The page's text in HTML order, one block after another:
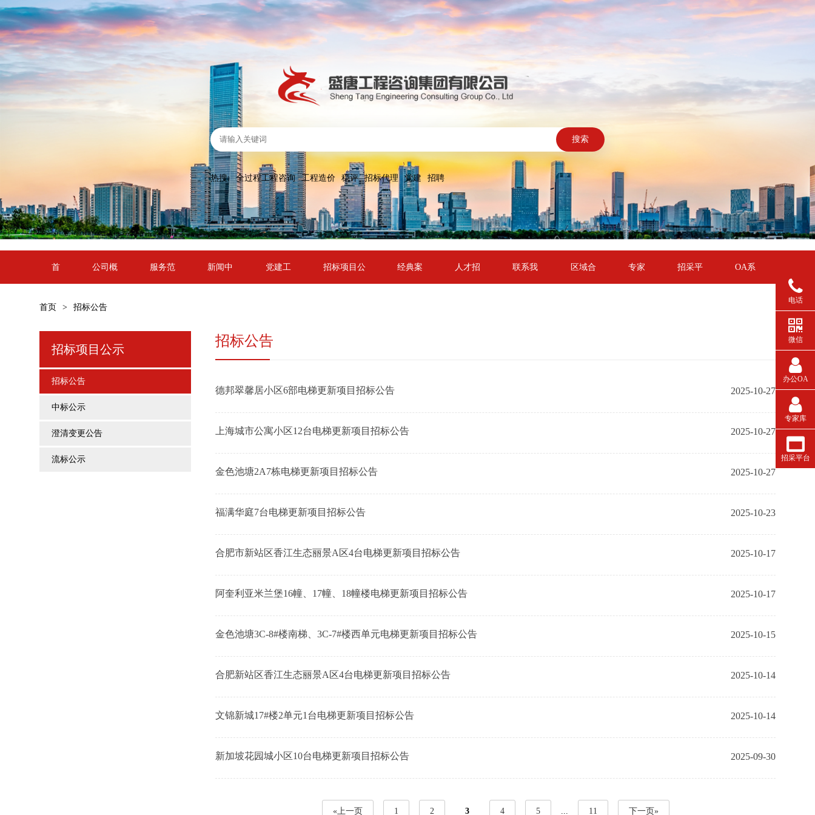
搜索
热搜: 全过程工程咨询 工程造价 稳评 招标代理 党建 招聘
首 公司概 服务范 新闻中 党建工 招标项目公 经典案 人才招 联系我 区域合 专家 招采平 OA系
首页 > 招标公告
招标项目公示
招标公告
中标公示
澄清变更公告
流标公示
招标公告
德邦翠馨居小区6部电梯更新项目招标公告 2025-10-27
上海城市公寓小区12台电梯更新项目招标公告 2025-10-27
金色池塘2A7栋电梯更新项目招标公告 2025-10-27
福满华庭7台电梯更新项目招标公告 2025-10-23
合肥市新站区香江生态丽景A区4台电梯更新项目招标公告 2025-10-17
阿奎利亚米兰堡16幢、17幢、18幢楼电梯更新项目招标公告 2025-10-17
金色池塘3C-8#楼南梯、3C-7#楼西单元电梯更新项目招标公告 2025-10-15
合肥新站区香江生态丽景A区4台电梯更新项目招标公告 2025-10-14
文锦新城17#楼2单元1台电梯更新项目招标公告 2025-10-14
新加坡花园城小区10台电梯更新项目招标公告 2025-09-30
«上一页 1 2 3 4 5 ... 11 下一页»
电话
微信
办公OA
专家库
招采平台